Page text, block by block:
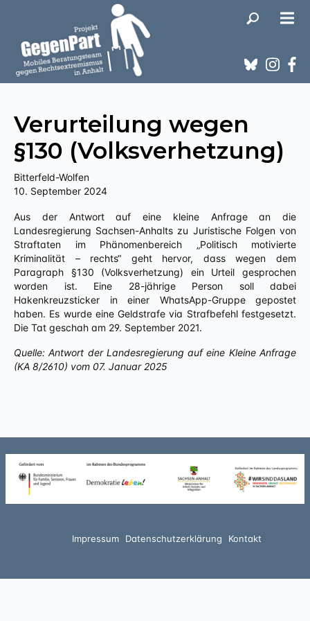
Verurteilung wegen
§130 (Volksverhetzung)
Bitterfeld-Wolfen
10. September 2024
Aus der Antwort auf eine kleine Anfrage an die
Landesregierung Sachsen-Anhalts zu Juristische Folgen von
Straftaten im Phänomenbereich „Politisch motivierte
Kriminalität – rechts“ geht hervor, dass wegen dem
Paragraph §130 (Volksverhetzung) ein Urteil gesprochen
worden ist. Eine 28-jährige Person soll dabei
Hakenkreuzsticker in einer WhatsApp-Gruppe gepostet
haben. Es wurde eine Geldstrafe via Strafbefehl festgesetzt.
Die Tat geschah am 29. September 2021.
Quelle: Antwort der Landesregierung auf eine Kleine Anfrage
(KA 8/2610) vom 07. Januar 2025
Impressum Datenschutzerklärung Kontakt